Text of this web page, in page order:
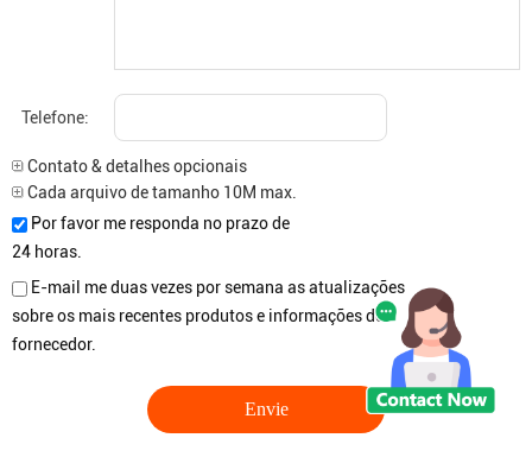
Telefone:
Contato & detalhes opcionais
Cada arquivo de tamanho 10M max.
Por favor me responda no prazo de
24 horas.
E-mail me duas vezes por semana as atualizações
sobre os mais recentes produtos e informações do
fornecedor.